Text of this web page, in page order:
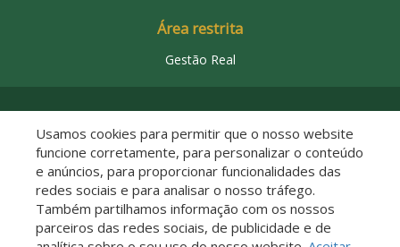
Área restrita
Gestão Real
Descomplicado por:
Usamos cookies para permitir que o nosso website
funcione corretamente, para personalizar o conteúdo
e anúncios, para proporcionar funcionalidades das
redes sociais e para analisar o nosso tráfego.
Também partilhamos informação com os nossos
parceiros das redes sociais, de publicidade e de